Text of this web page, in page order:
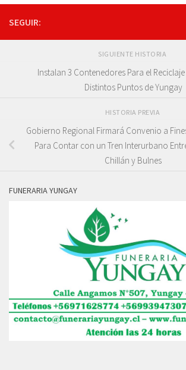
SEGUIR:
SIGUIENTE HISTORIA
Instalan 3 Contenedores Para el
Distintos Puntos de Yungay
HISTORIA PREVIA
Gobierno Regional Firmará Convenio a
Para Contar con un Tren Interurbano
Chillán y Bulnes
FUNERARIA YUNGAY